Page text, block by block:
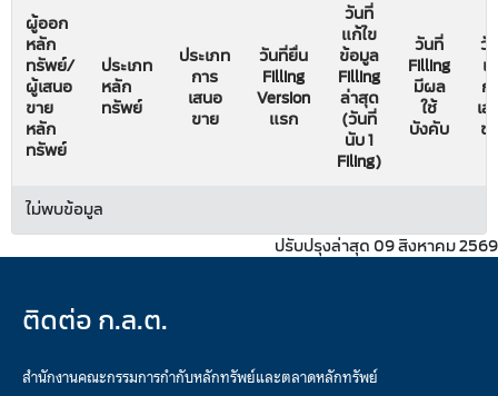
ผู้ออก
หลัก
ทรัพย์/
ผู้เสนอ
ขาย
หลัก
ทรัพย์
ประเภท
หลัก
ทรัพย์
ประเภท
การ
เสนอ
ขาย
วันที่ยื่น
Filling
Version
แรก
วันที่
แก้ไข
ข้อมูล
Filling
ล่าสุด
(วันที่
นับ 1
Filing)
วันที่
Filling
มีผล
ใช้
บังคับ
วั
เ
ก
เ
ข
ไม่พบข้อมูล
ปรับปรุงล่าสุด 09 สิงหาคม 2569
ติดต่อ ก.ล.ต.
สำนักงานคณะกรรมการกำกับหลักทรัพย์และตลาดหลักทรัพย์